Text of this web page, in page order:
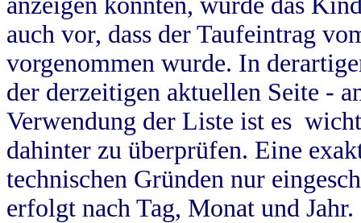
auch vor, dass der Taufeintrag
vorgenommen wurde. In
der derzeitigen aktuellen Seite -
Verwendung der Liste ist es
dahinter zu überprüfen. Eine
technischen Gründen nur
erfolgt nach Tag, Monat und Jahr.